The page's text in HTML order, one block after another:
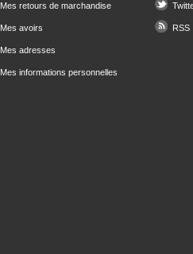
Mes retours de marchandise
Mes avoirs
Mes adresses
Mes informations personnelles
RSS